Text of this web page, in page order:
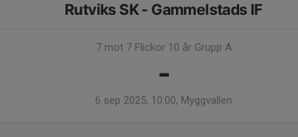
Rutviks SK - Gammelstads IF
7 mot 7 Flickor 10 år Grupp A
-
6 sep 2025, 10:00, Myggvallen